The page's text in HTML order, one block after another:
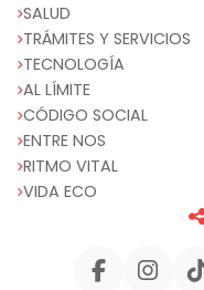
SALUD
TRÁMITES Y SERVICIOS
TECNOLOGÍA
AL LÍMITE
CÓDIGO SOCIAL
ENTRE NOS
RITMO VITAL
VIDA ECO